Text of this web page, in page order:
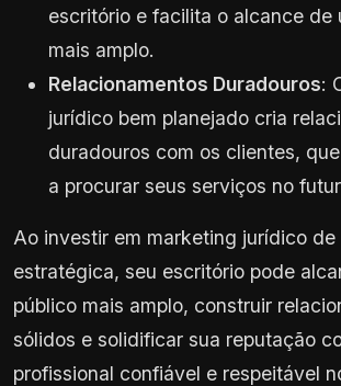
escritório e facilita o alcance de
mais amplo.
Relacionamentos Duradouros:
jurídico bem planejado cria
duradouros com os clientes,
a procurar seus serviços no
Ao investir em marketing jurídico
estratégica, seu escritório pode
público mais amplo, construir
sólidos e solidificar sua reputação
profissional confiável e respeitável